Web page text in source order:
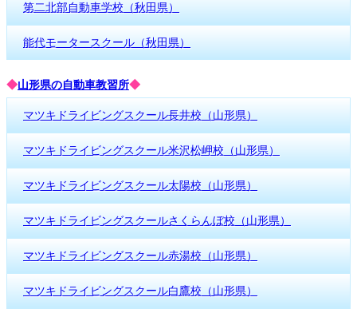
第二北部自動車学校（秋田県）
能代モータースクール（秋田県）
◆山形県の自動車教習所◆
マツキドライビングスクール長井校（山形県）
マツキドライビングスクール米沢松岬校（山形県）
マツキドライビングスクール太陽校（山形県）
マツキドライビングスクールさくらんぼ校（山形県）
マツキドライビングスクール赤湯校（山形県）
マツキドライビングスクール白鷹校（山形県）